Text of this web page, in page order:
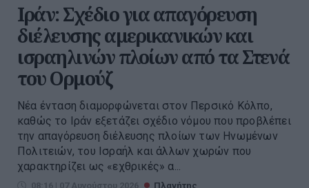
Ιράν: Σχέδιο για απαγόρευση
διέλευσης αμερικανικών και
ισραηλινών πλοίων από τα Στενά
του Ορμούζ
Νέα ένταση διαμορφώνεται στον Περσικό Κόλπο,
καθώς το Ιράν εξετάζει σχέδιο νόμου που προβλέπει
την απαγόρευση διέλευσης πλοίων των Ηνωμένων
Πολιτειών, του Ισραήλ και άλλων χωρών που
χαρακτηρίζει ως «εχθρικές» α...
08:16 | 07 Αυγούστου 2026 Πλανήτης